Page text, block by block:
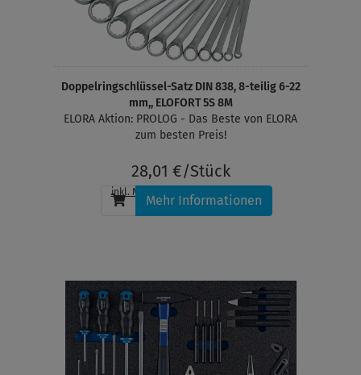
Doppelringschlüssel-Satz DIN 838, 8-teilig 6-22
mm,, ELOFORT 5S 8M
ELORA Aktion: PROLOG - Das Beste von ELORA
zum besten Preis!
28,01 €/Stück
inkl. MwSt. , zzgl. Versandkosten
Mehr Informationen